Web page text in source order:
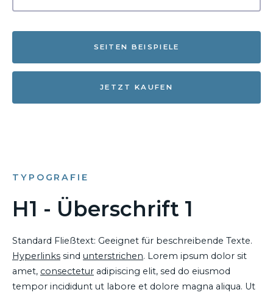
SEITEN BEISPIELE
JETZT KAUFEN
TYPOGRAFIE
H1 - Überschrift 1
Standard Fließtext: Geeignet für beschreibende Texte.
Hyperlinks sind unterstrichen. Lorem ipsum dolor sit
amet, consectetur adipiscing elit, sed do eiusmod
tempor incididunt ut labore et dolore magna aliqua. Ut